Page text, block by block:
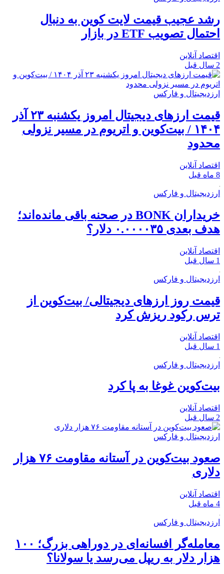
رشد عجیب قیمت لایت کوین به دنبال
احتمال تصویب ETF در بازار
اقتصاد آنلاین
2 سال قبل
ارزدیجیتال و فارکس
قیمت ارز‌های دیجیتال امروز یکشنبه ۲۳ آذر
۱۴۰۴ / بیت‌کوین و اتریوم در مسیر نزولی
محدود
اقتصاد آنلاین
8 ماه قبل
ارزدیجیتال و فارکس
خریداران BONK در صحنه باقی مانده‌اند؛
هدف بعدی ۰.۰۰۰۰۳۵ دلار؟
اقتصاد آنلاین
1 سال قبل
ارزدیجیتال و فارکس
قیمت روز ارزهای دیجیتالی/ بیت‌کوین از
ترس رکود ریزش کرد
اقتصاد آنلاین
1 سال قبل
ارزدیجیتال و فارکس
بیت‌کوین غوغا به پا کرد
اقتصاد آنلاین
2 سال قبل
ارزدیجیتال و فارکس
صعود بیت‌کوین در آستانه مقاومت ۷۶ هزار
دلاری
اقتصاد آنلاین
4 ماه قبل
ارزدیجیتال و فارکس
معامله‌گر افسانه‌ای در دوراهی بزرگ؛ ۱۰۰
هزار دلار به ریپل می‌رسد یا سولانا؟